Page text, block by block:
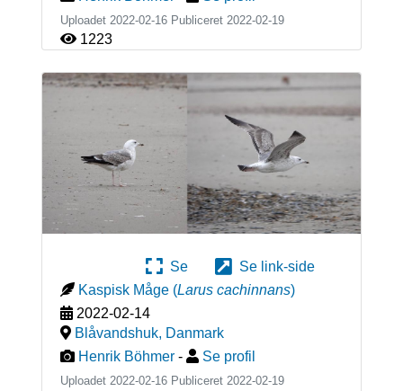
Uploadet 2022-02-16 Publiceret 2022-02-19
1223
Se
Se link-side
Kaspisk Måge (Larus cachinnans)
2022-02-14
Blåvandshuk, Danmark
Henrik Böhmer - Se profil
Uploadet 2022-02-16 Publiceret 2022-02-19